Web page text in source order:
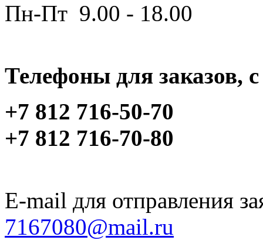
Пн-Пт 9.00 - 18.00
Телефоны для заказов,
+7 812 716-50-70
+7 812 716-70-80
E-mail для отправления
7167080@mail.ru